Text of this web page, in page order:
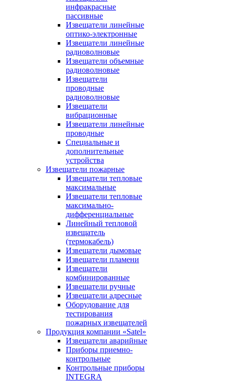
инфракрасные
пассивные
Извещатели линейные
оптико-электронные
Извещатели линейные
радиоволновые
Извещатели объемные
радиоволновые
Извещатели
проводные
радиоволновые
Извещатели
вибрационные
Извещатели линейные
проводные
Специальные и
дополнительные
устройства
Извещатели пожарные
Извещатели тепловые
максимальные
Извещатели тепловые
максимально-
дифференциальные
Линейный тепловой
извещатель
(термокабель)
Извещатели дымовые
Извещатели пламени
Извещатели
комбинированные
Извещатели ручные
Извещатели адресные
Оборудование для
тестирования
пожарных извещателей
Продукция компании «Satel»
Извещатели аварийные
Приборы приемно-
контрольные
Контрольные приборы
INTEGRA